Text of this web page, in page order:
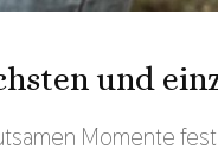
und
Momente